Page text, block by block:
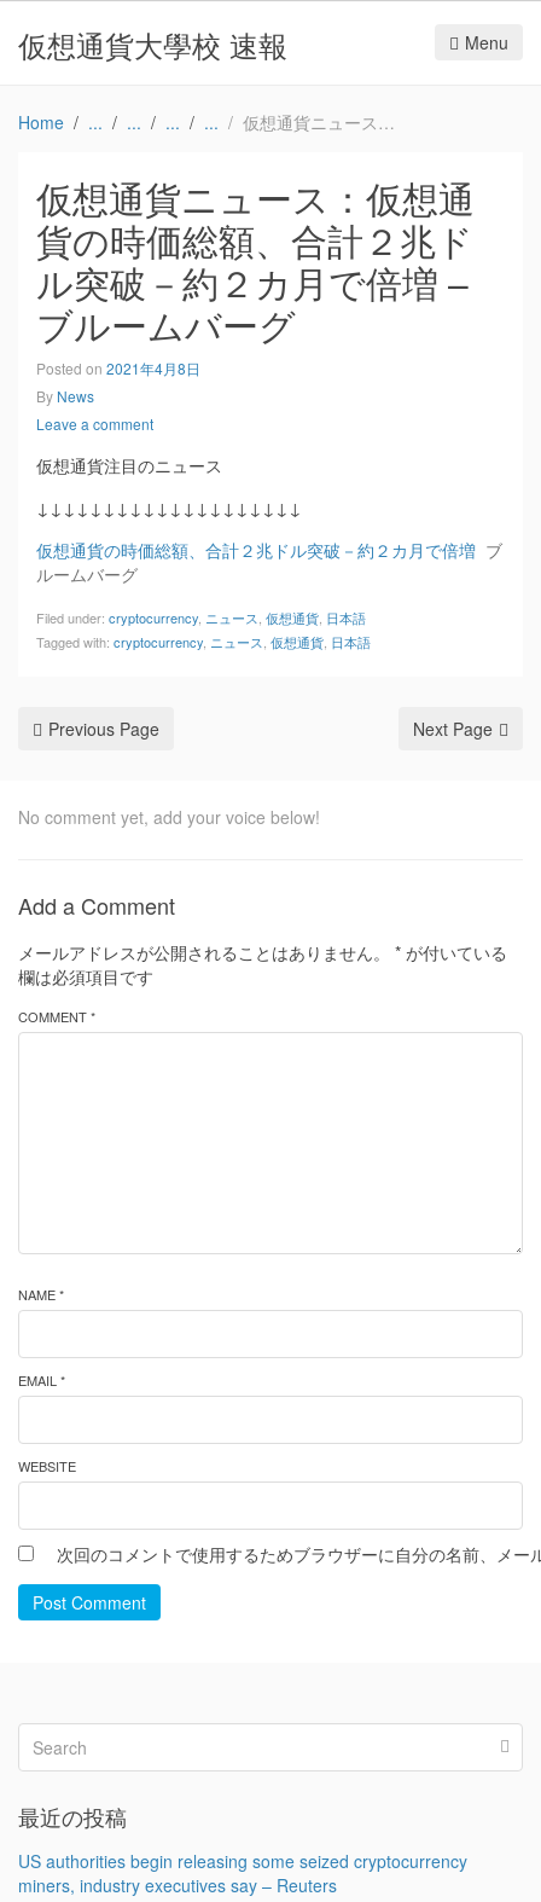
仮想通貨大學校 速報 Menu
Home 仮想通貨ニュース：仮想通貨の時価総額、合計２兆ドル突破－約２カ月で倍増 – ブルームバーグ
仮想通貨ニュース：仮想通
貨の時価総額、合計２兆ド
ル突破－約２カ月で倍増 –
ブルームバーグ
Posted on 2021年4月8日
By News
Leave a comment
仮想通貨注目のニュース
↓↓↓↓↓↓↓↓↓↓↓↓↓↓↓↓↓↓↓↓
仮想通貨の時価総額、合計２兆ドル突破－約２カ月で倍増 ブ
ルームバーグ
Filed under: cryptocurrency ニュース 仮想通貨 日本語
Tagged with: cryptocurrency ニュース 仮想通貨 日本語
Previous Page Next Page
No comment yet, add your voice below!
Add a Comment
メールアドレスが公開されることはありません。 * が付いている
欄は必須項目です
COMMENT *
NAME *
EMAIL *
WEBSITE
次回のコメントで使用するためブラウザーに自分の名前、メー
Post Comment
最近の投稿
US authorities begin releasing some seized cryptocurrency
miners, industry executives say – Reuters